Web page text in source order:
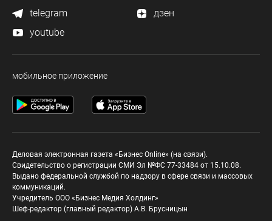
telegram
дзен
youtube
мобильное приложение
Деловая электронная газета «Бизнес Online» (на связи).
Свидетельство о регистрации СМИ Эл №ФС 77-33484 от 15.10.08.
Выдано федеральной службой по надзору в сфере связи и массовых
коммуникаций.
Учредитель ООО «Бизнес Медия Холдинг»
Шеф-редактор (главный редактор) А.В. Брусницын